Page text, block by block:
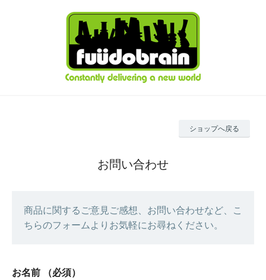
ショップへ戻る
お問い合わせ
商品に関するご意見ご感想、お問い合わせなど、こ
ちらのフォームよりお気軽にお尋ねください。
お名前 （必須）